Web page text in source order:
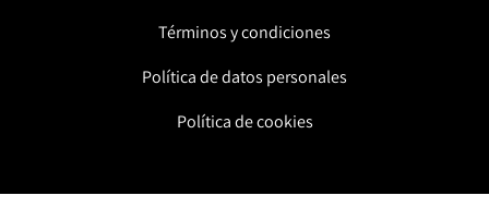
Términos y condiciones
Política de datos personales
Política de cookies